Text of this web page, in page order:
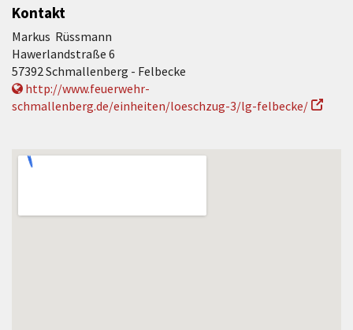
Kontakt
Markus Rüssmann
Hawerlandstraße 6
57392 Schmallenberg - Felbecke
http://www.feuerwehr-
schmallenberg.de/einheiten/loeschzug-3/lg-felbecke/